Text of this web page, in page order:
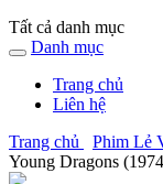
Tất cả danh mục
Danh mục
Trang chủ
Liên hệ
Trang chủ
Phim Lẻ
Young Dragons